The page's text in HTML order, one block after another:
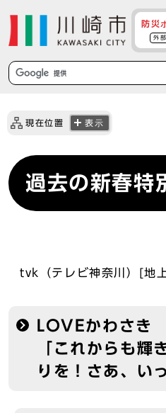
防災
外
現在位置 表示
過去の新春特
tvk（テレビ神奈川）[地
LOVEかわさ
「これからも輝
りを！さあ、い